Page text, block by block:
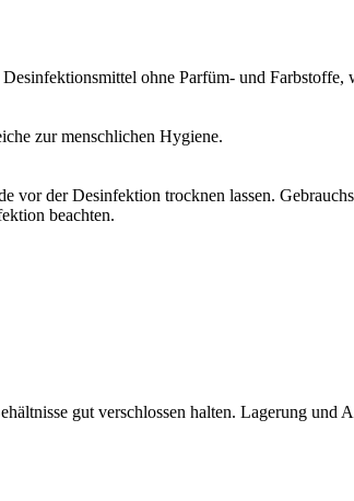
ohne Parfüm- und
zur menschlichen Hygiene.
vor der Desinfektion trocknen lassen.
beachten.
gut verschlossen halten. Lagerung